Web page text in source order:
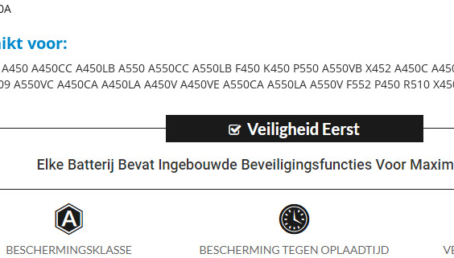
voor:
A450CC A450LB A550 A550CC A550LB F450 K450 P550 A550VB X452 A450C
A550VC A450CA A450LA A450V A450VE A550CA A550LA A550V F552 P450 R510